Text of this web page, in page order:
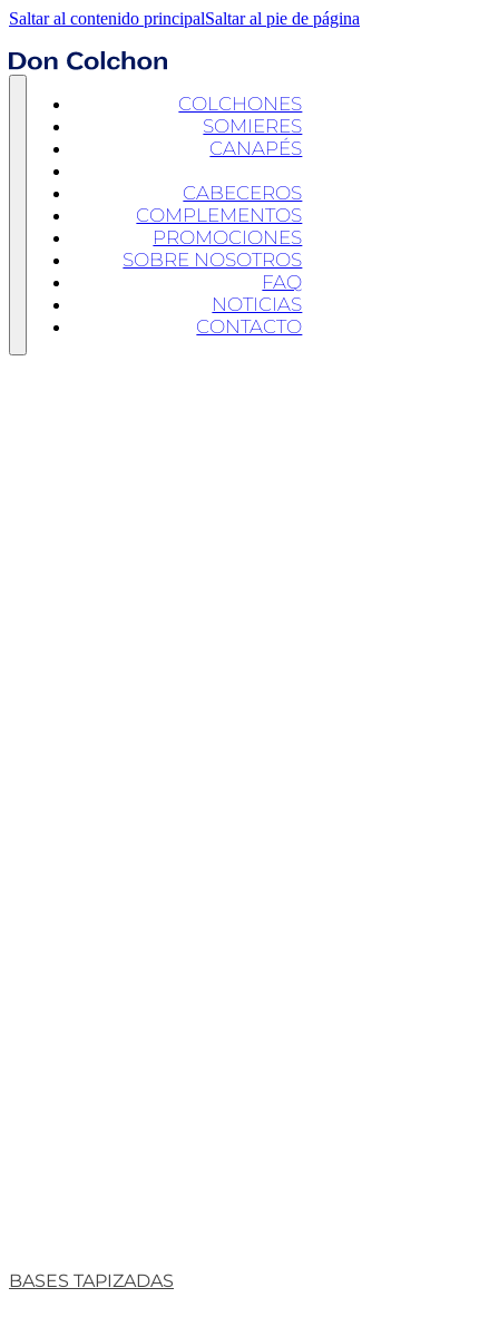
Saltar al contenido principalSaltar al pie de página
COLCHONES
SOMIERES
CANAPÉS
CABECEROS
COMPLEMENTOS
PROMOCIONES
SOBRE NOSOTROS
FAQ
NOTICIAS
CONTACTO
BASES TAPIZADAS